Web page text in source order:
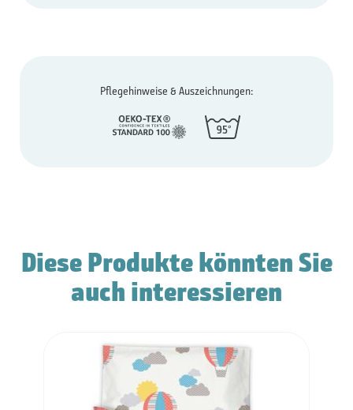
Pflegehinweise & Auszeichnungen:
Diese Produkte könnten Sie
auch interessieren